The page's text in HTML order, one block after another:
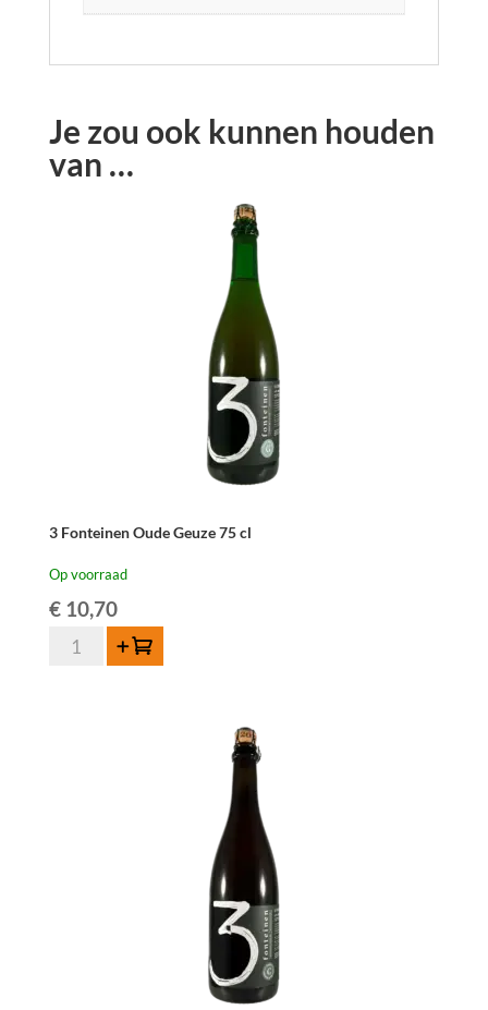
Je zou ook kunnen houden
van …
3 Fonteinen Oude Geuze 75 cl
Op voorraad
€10,70
Fonteinen
Toevoegen